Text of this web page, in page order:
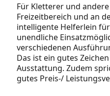
Für Kletterer und
Freizeitbereich und an
intelligente Helferlein
unendliche
verschiedenen
Das ist ein gutes
Ausstattung. Zudem
gutes Preis-/